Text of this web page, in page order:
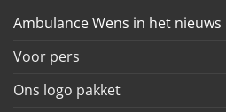
Ambulance Wens in het nieuws
Voor pers
Ons logo pakket